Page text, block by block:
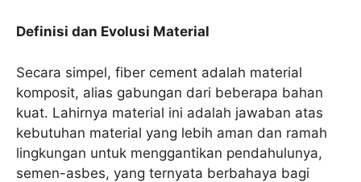
Definisi dan Evolusi Material
Secara simpel, fiber cement adalah material
komposit, alias gabungan dari beberapa bahan
kuat. Lahirnya material ini adalah jawaban atas
kebutuhan material yang lebih aman dan ramah
lingkungan untuk menggantikan pendahulunya,
semen-asbes, yang ternyata berbahaya bagi